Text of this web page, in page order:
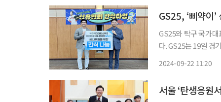
GS25, ‘삐약이
GS25와 탁구 국가
다. GS25는 19일 경기도 수원시에 위치한 아동보육시설 및 특수교육기관에 ‘국민 삐약이’ 탁
2024-09-22 11:20